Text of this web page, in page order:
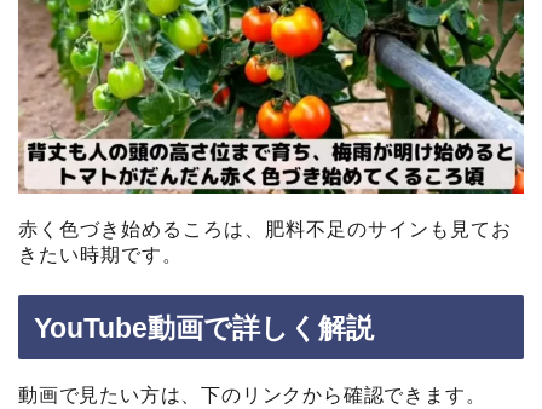
赤く色づき始めるころは、肥料不足のサインも見てお
きたい時期です。
YouTube動画で詳しく解説
動画で見たい方は、下のリンクから確認できます。